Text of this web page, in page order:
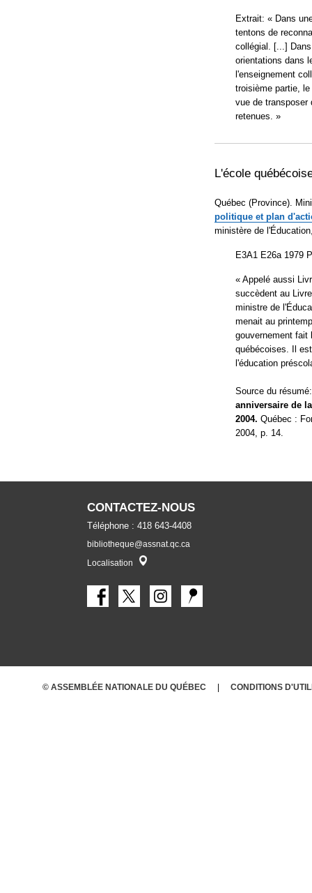
Extrait: « Dans
tentons de
collégial. [...]
orientations dans
l'enseignement
troisième partie,
vue de
retenues. »
L'école
Québec (Province).
politique et plan
ministère de
E3A1 E26a 1979
« Appelé aussi
succèdent au
ministre de
menait au
gouvernement
québécoises. Il
l'éducation
Source du
anniversaire de
2004. Québec :
2004, p. 14.
CONTACTEZ-NOUS
Téléphone : 418 643-4408
bibliotheque@assnat.qc.ca
Localisation
© ASSEMBLÉE NATIONALE DU QUÉBEC CONDITIONS